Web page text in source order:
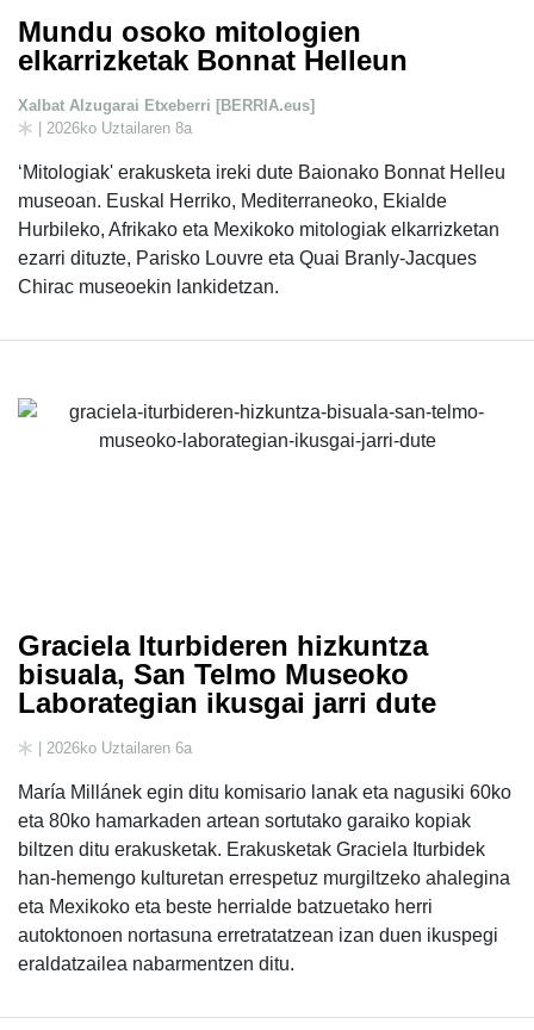
Mundu osoko mitologien
elkarrizketak Bonnat Helleun
Xalbat Alzugarai Etxeberri [BERRIA.eus]
| 2026ko Uztailaren 8a
‘Mitologiak' erakusketa ireki dute Baionako Bonnat Helleu
museoan. Euskal Herriko, Mediterraneoko, Ekialde
Hurbileko, Afrikako eta Mexikoko mitologiak elkarrizketan
ezarri dituzte, Parisko Louvre eta Quai Branly-Jacques
Chirac museoekin lankidetzan.
Graciela Iturbideren hizkuntza
bisuala, San Telmo Museoko
Laborategian ikusgai jarri dute
| 2026ko Uztailaren 6a
María Millánek egin ditu komisario lanak eta nagusiki 60ko
eta 80ko hamarkaden artean sortutako garaiko kopiak
biltzen ditu erakusketak. Erakusketak Graciela Iturbidek
han-hemengo kulturetan errespetuz murgiltzeko ahalegina
eta Mexikoko eta beste herrialde batzuetako herri
autoktonoen nortasuna erretratatzean izan duen ikuspegi
eraldatzailea nabarmentzen ditu.